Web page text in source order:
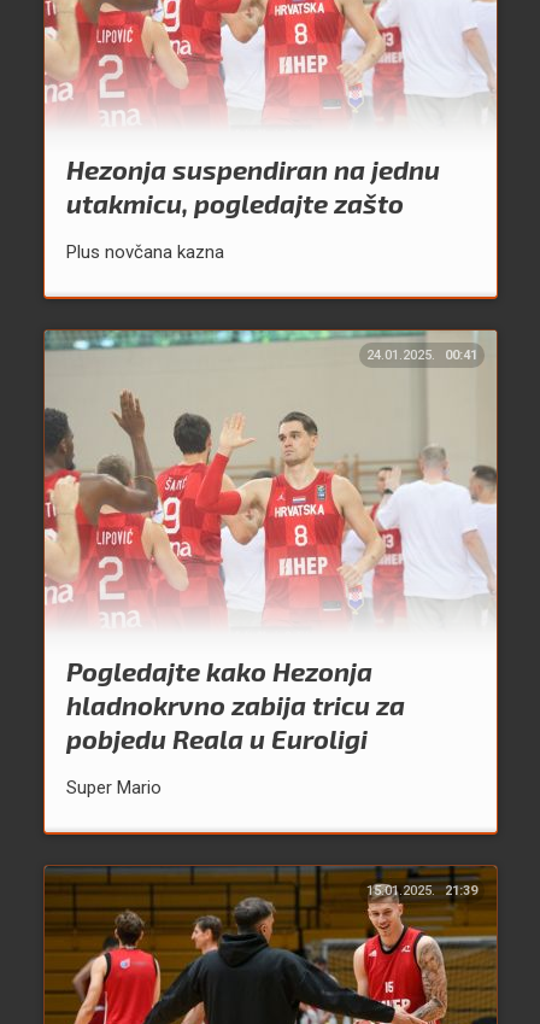
Hezonja suspendiran na jednu
utakmicu, pogledajte zašto
Plus novčana kazna
24.01.2025. 00:41
Pogledajte kako Hezonja
hladnokrvno zabija tricu za
pobjedu Reala u Euroligi
Super Mario
15.01.2025. 21:39